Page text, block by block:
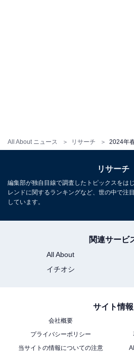
All About ニュース リサーチ
リサーチ
編集部が独自目線で調査したトピックスをは
レンドに関するランキングなど、世の中で注
しています。
関連サービ
All About
イチオシ
サイト情報
会社概要
プライバシーポリシー
当サイトの情報についての注意